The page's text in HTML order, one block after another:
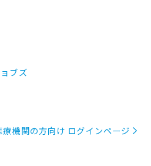
ブズ
療機関の方向け ログインページ